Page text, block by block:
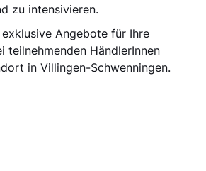
zu intensivieren.
Angebote für Ihre
teilnehmenden HändlerInnen
in Villingen-Schwenningen.